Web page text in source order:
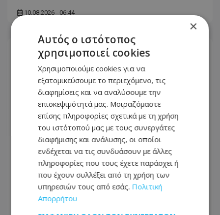
10.08.2026 - 06:44
Ο τυφώνας Dolphin πλήττει την Κίνα
– Εκκενώσεις, ακυρώσεις πτήσεων και
ισχυρές καταιγίδες
×
Αυτός ο ιστότοπος
χρησιμοποιεί cookies
Χρησιμοποιούμε cookies για να
εξατομικεύσουμε το περιεχόμενο, τις
διαφημίσεις και να αναλύσουμε την
επισκεψιμότητά μας. Μοιραζόμαστε
επίσης πληροφορίες σχετικά με τη χρήση
του ιστότοπού μας με τους συνεργάτες
διαφήμισης και ανάλυσης, οι οποίοι
ενδέχεται να τις συνδυάσουν με άλλες
πληροφορίες που τους έχετε παράσχει ή
που έχουν συλλέξει από τη χρήση των
υπηρεσιών τους από εσάς. Πολιτική
Απορρήτου